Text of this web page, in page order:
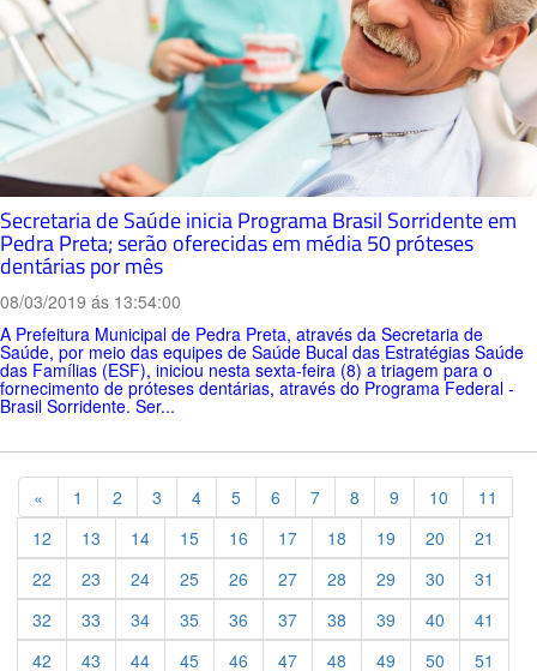
Secretaria de Saúde inicia Programa Brasil Sorridente em
Pedra Preta; serão oferecidas em média 50 próteses
dentárias por mês
08/03/2019 ás 13:54:00
A Prefeitura Municipal de Pedra Preta, através da Secretaria de
Saúde, por meio das equipes de Saúde Bucal das Estratégias Saúde
das Famílias (ESF), iniciou nesta sexta-feira (8) a triagem para o
fornecimento de próteses dentárias, através do Programa Federal -
Brasil Sorridente. Ser...
« Previous
1 2 3 4 5 6 7 8 9 10
11
12
13 14 15 16 17 18 19 20
21
22
23 24 25 26 27 28 29 30
31
32
33 34 35 36 37 38 39 40
41
42
43 44 45 46 47 48 49 50 51